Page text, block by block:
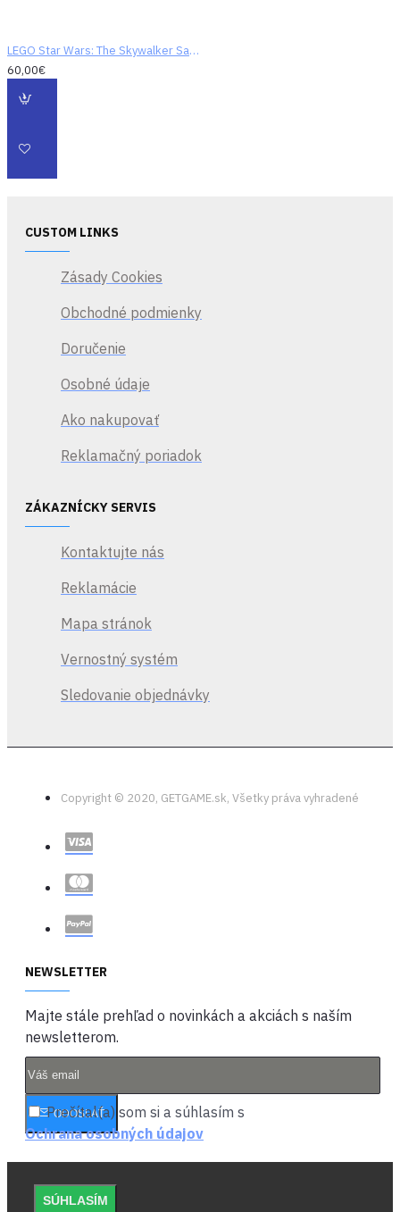
LEGO Star Wars: The Skywalker Saga (digitálny kód)
60,00€
CUSTOM LINKS
Zásady Cookies
Obchodné podmienky
Doručenie
Osobné údaje
Ako nakupovať
Reklamačný poriadok
ZÁKAZNÍCKY SERVIS
Kontaktujte nás
Reklamácie
Mapa stránok
Vernostný systém
Sledovanie objednávky
Copyright © 2020, GETGAME.sk, Všetky práva vyhradené
NEWSLETTER
Majte stále prehľad o novinkách a akciách s naším
newsletterom.
ODOSLAŤ
Prečítal(a) som si a súhlasím s
Ochrana osobných údajov
SÚHLASÍM